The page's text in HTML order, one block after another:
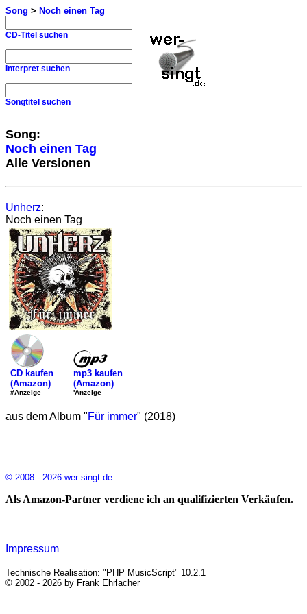
Song > Noch einen Tag
CD-Titel suchen
Interpret suchen
Songtitel suchen
Song:
Noch einen Tag
Alle Versionen
Unherz:
Noch einen Tag
CD kaufen
(Amazon)
#Anzeige
mp3 kaufen
(Amazon)
'Anzeige
aus dem Album "Für immer" (2018)
© 2008 - 2026 wer-singt.de
Als Amazon-Partner verdiene ich an qualifizierten Verkäufen.
Impressum
Technische Realisation: "PHP MusicScript" 10.2.1
© 2002 - 2026 by Frank Ehrlacher